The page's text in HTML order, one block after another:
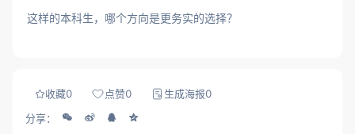
这样的本科生，哪个方向是更务实的选择？
收藏0 点赞0 生成海报0
分享：